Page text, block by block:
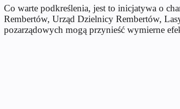
Co warte podkreślenia, jest to inicjatywa o
Rembertów, Urząd Dzielnicy Rembertów,
pozarządowych mogą przynieść wymierne